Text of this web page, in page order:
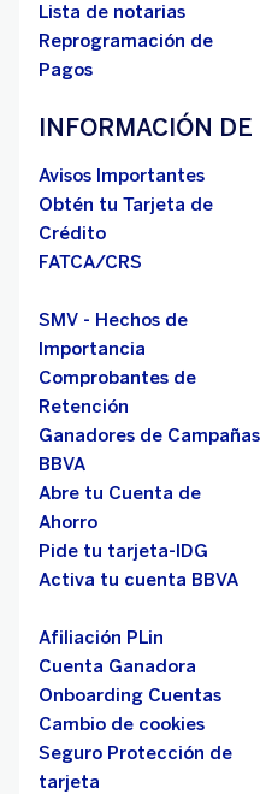
Lista de notarias
Reprogramación de
Pagos
INFORMACIÓN DE
Avisos Importantes
Obtén tu Tarjeta de
Crédito
FATCA/CRS
SMV - Hechos de
Importancia
Comprobantes de
Retención
Ganadores de Campañas
BBVA
Abre tu Cuenta de
Ahorro
Pide tu tarjeta-IDG
Activa tu cuenta BBVA
Afiliación PLin
Cuenta Ganadora
Onboarding Cuentas
Cambio de cookies
Seguro Protección de
tarjeta